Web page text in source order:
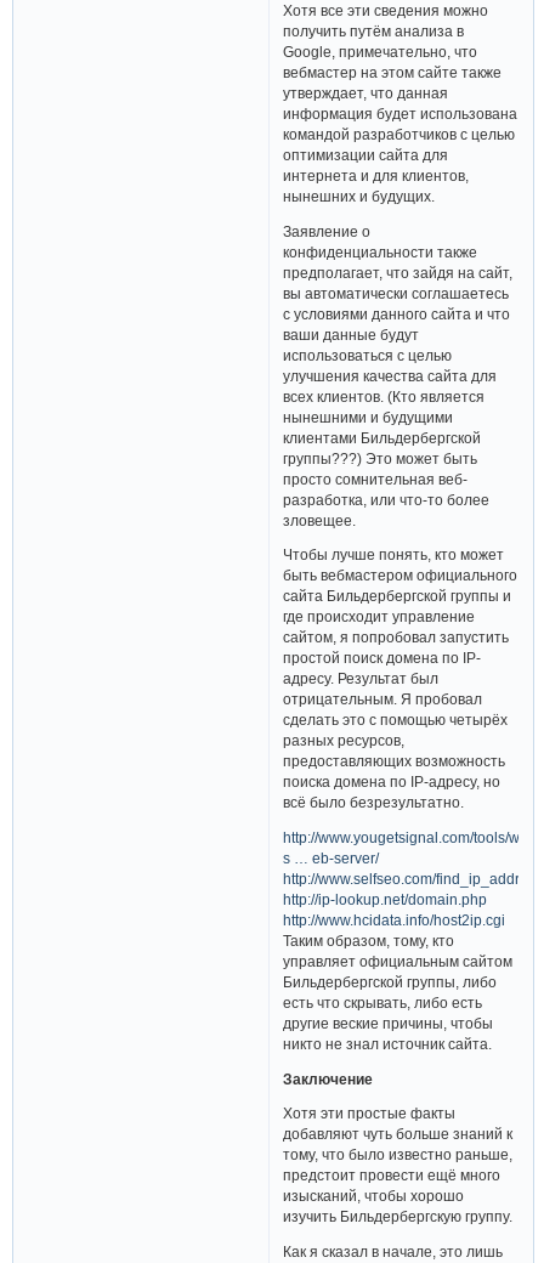
Хотя все эти сведения можно
получить путём анализа в
Google, примечательно, что
вебмастер на этом сайте также
утверждает, что данная
информация будет использована
командой разработчиков с целью
оптимизации сайта для
интернета и для клиентов,
нынешних и будущих.
Заявление о
конфиденциальности также
предполагает, что зайдя на сайт,
вы автоматически соглашаетесь
с условиями данного сайта и что
ваши данные будут
использоваться с целью
улучшения качества сайта для
всех клиентов. (Кто является
нынешними и будущими
клиентами Бильдербергской
группы???) Это может быть
просто сомнительная веб-
разработка, или что-то более
зловещее.
Чтобы лучше понять, кто может
быть вебмастером официального
сайта Бильдербергской группы и
где происходит управление
сайтом, я попробовал запустить
простой поиск домена по IP-
адресу. Результат был
отрицательным. Я пробовал
сделать это с помощью четырёх
разных ресурсов,
предоставляющих возможность
поиска домена по IP-адресу, но
всё было безрезультатно.
http://www.yougetsignal.com/tools/web-
s … eb-server/
http://www.selfseo.com/
http://ip-lookup.net/domain.php
http://www.hcidata.info/host2ip.cgi
Таким образом, тому, кто
управляет официальным сайтом
Бильдербергской группы, либо
есть что скрывать, либо есть
другие веские причины, чтобы
никто не знал источник сайта.
Заключение
Хотя эти простые факты
добавляют чуть больше знаний к
тому, что было известно раньше,
предстоит провести ещё много
изысканий, чтобы хорошо
изучить Бильдербергскую группу.
Как я сказал в начале, это лишь